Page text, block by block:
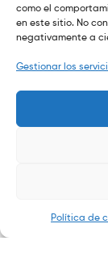
como el
en este sitio. No
negativamente a
Gestionar los
Política de
Shop